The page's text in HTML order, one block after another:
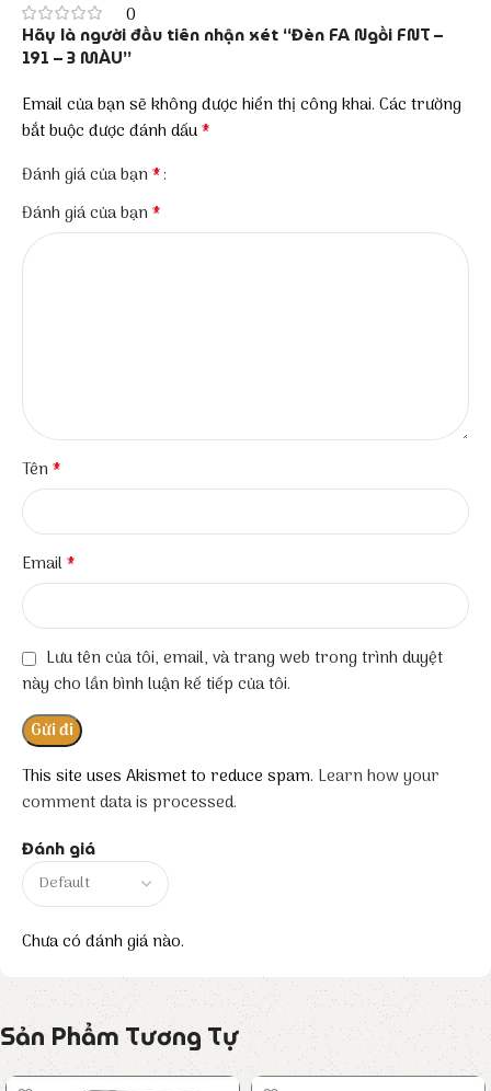
0
Đánh giá
Chưa có đánh giá nào.
Hãy là người đầu tiên nhận xét “Đèn FA Ngồi FNT –
191 – 3 MÀU”
Email của bạn sẽ không được hiển thị công khai. Các trường
bắt buộc được đánh dấu*
Đánh giá của bạn*
Đánh giá của bạn*
Tên*
Email*
Lưu tên của tôi, email, và trang web trong trình duyệt
này cho lần bình luận kế tiếp của tôi.
This site uses Akismet to reduce spam. Learn how your
comment data is processed.
Sản Phẩm Tương Tự